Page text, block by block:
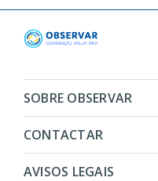
SOBRE OBSERVAR
CONTACTAR
AVISOS LEGAIS